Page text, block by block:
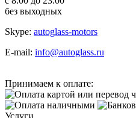
без выходных
Skype: autoglass-motors
E-mail: info@autoglass.ru
Принимаем к оплате:
Услуги